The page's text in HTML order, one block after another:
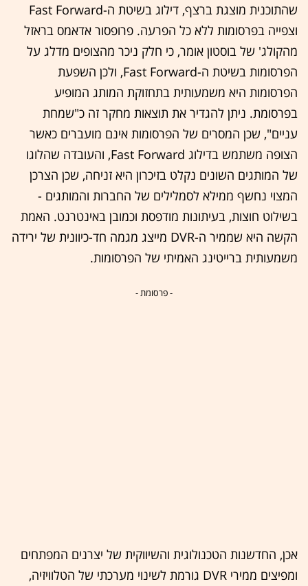
שהתוכנית מוצגת ברצף, דילוג בשיטת ה-Fast Forward
וצפייה בפרסומות ללא כל הפרעה. פרופסור אדאמס בראזל
מהקולג' של בוסטון אומר, כי חלק ניכר מהצופים מדלג על
הפרסומות בשיטת ה-Fast Forward, ולכן השפעת
הפרסומות היא משמעותית בתחזוקת המותג המופיע
בפרסומת. ניתן להגדיר את תוצאות מחקר זה כ"שמחת
עניים", שכן המסרים של הפרסומות אינם מועברים כאשר
הצופה משתמש בדילוג Fast Forward, והעובדה שהלוגו
של המותגים השונים נקלט בזיכרון היא זניחה, שכן הצרכן
המצוי נחשף ממילא לסמלילים של החברות והמותגים -
בשילוט חוצות, בעיתונות מודפסת וכמובן באינטרנט. האמת
הקשה היא שממיר ה-DVR מייצג מגמה חד-כיוונית של ירידה
משמעותית ברייטינג האמיתי של הפרסומות.
- פרסומת -
אכן, החדשנות הטכנולוגית והשיווקית של יצרנים המפתחים
ומפיצים ממירי DVR גורמת לשינוי מערכתי של הטלוויזיה,